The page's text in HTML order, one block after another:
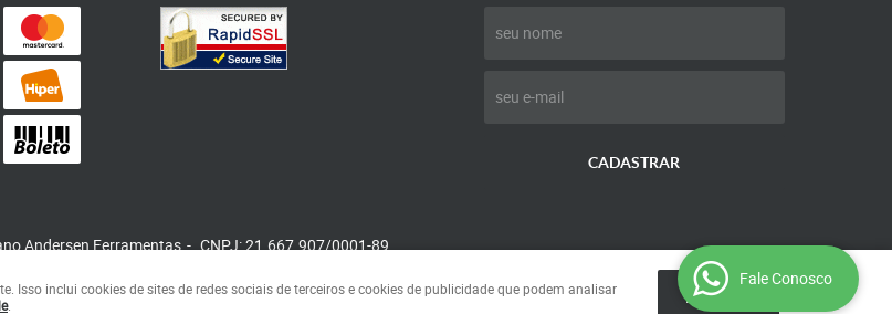
CADASTRAR
Andersen Ferramentas CNPJ: 21.667.907/0001-89
Isso inclui cookies de sites de redes sociais de terceiros e cookies de publicidade que podem analisar
. ENTENDI
Fale Conosco